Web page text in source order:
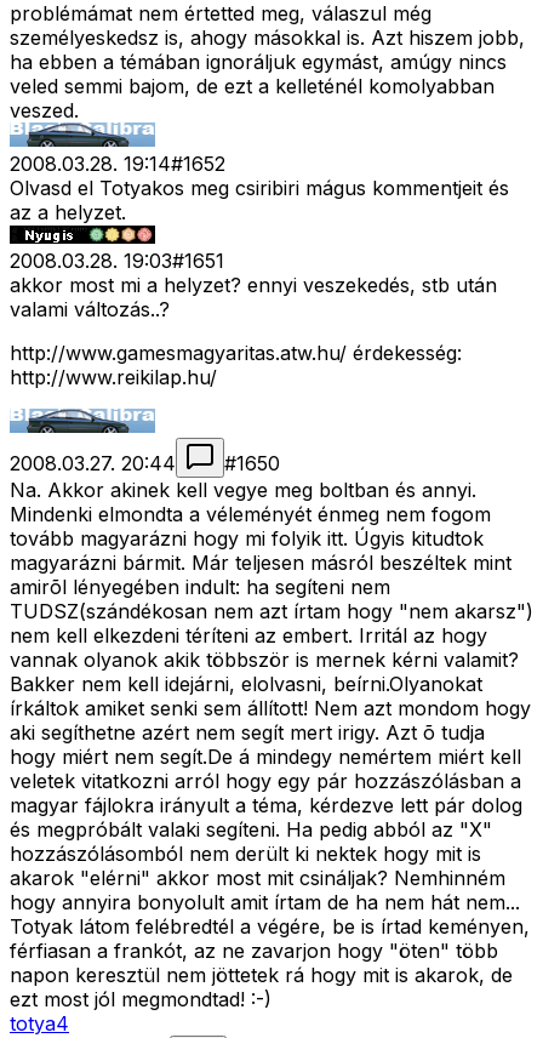
problémámat nem értetted meg, válaszul még
személyeskedsz is, ahogy másokkal is. Azt hiszem jobb,
ha ebben a témában ignoráljuk egymást, amúgy nincs
veled semmi bajom, de ezt a kelleténél komolyabban
veszed.
2008.03.28. 19:14#1652
Olvasd el Totyakos meg csiribiri mágus kommentjeit és
az a helyzet.
2008.03.28. 19:03#1651
akkor most mi a helyzet? ennyi veszekedés, stb után
valami változás..?
http://www.gamesmagyaritas.atw.hu/ érdekesség:
http://www.reikilap.hu/
2008.03.27. 20:44 #1650
Na. Akkor akinek kell vegye meg boltban és annyi.
Mindenki elmondta a véleményét énmeg nem fogom
tovább magyarázni hogy mi folyik itt. Úgyis kitudtok
magyarázni bármit. Már teljesen másról beszéltek mint
amirõl lényegében indult: ha segíteni nem
TUDSZ(szándékosan nem azt írtam hogy "nem akarsz")
nem kell elkezdeni téríteni az embert. Irritál az hogy
vannak olyanok akik többször is mernek kérni valamit?
Bakker nem kell idejárni, elolvasni, beírni.Olyanokat
írkáltok amiket senki sem állított! Nem azt mondom hogy
aki segíthetne azért nem segít mert irigy. Azt õ tudja
hogy miért nem segít.De á mindegy nemértem miért kell
veletek vitatkozni arról hogy egy pár hozzászólásban a
magyar fájlokra irányult a téma, kérdezve lett pár dolog
és megpróbált valaki segíteni. Ha pedig abból az "X"
hozzászólásomból nem derült ki nektek hogy mit is
akarok "elérni" akkor most mit csináljak? Nemhinném
hogy annyira bonyolult amit írtam de ha nem hát nem...
Totyak látom felébredtél a végére, be is írtad keményen,
férfiasan a frankót, az ne zavarjon hogy "öten" több
napon keresztül nem jöttetek rá hogy mit is akarok, de
ezt most jól megmondtad! :-)
totya4